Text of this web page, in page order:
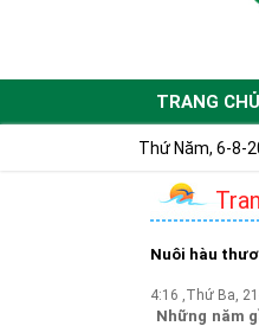
TRANG CHỦ
Thứ Năm, 6-8-
Nuôi hàu
4:16 ,Thứ Ba,
Những năm